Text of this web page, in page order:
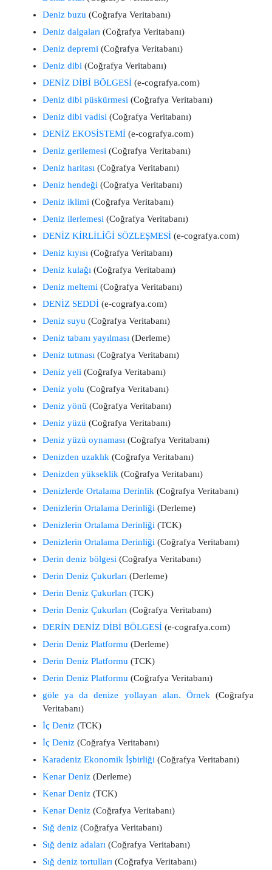
Deniz buzu (Coğrafya Veritabanı)
Deniz dalgaları (Coğrafya Veritabanı)
Deniz depremi (Coğrafya Veritabanı)
Deniz dibi (Coğrafya Veritabanı)
DENİZ DİBİ BÖLGESİ (e-cografya.com)
Deniz dibi püskürmesi (Coğrafya Veritabanı)
Deniz dibi vadisi (Coğrafya Veritabanı)
DENİZ EKOSİSTEMİ (e-cografya.com)
Deniz gerilemesi (Coğrafya Veritabanı)
Deniz haritası (Coğrafya Veritabanı)
Deniz hendeği (Coğrafya Veritabanı)
Deniz iklimi (Coğrafya Veritabanı)
Deniz ilerlemesi (Coğrafya Veritabanı)
DENİZ KİRLİLİĞİ SÖZLEŞMESİ (e-cografya.com)
Deniz kıyısı (Coğrafya Veritabanı)
Deniz kulağı (Coğrafya Veritabanı)
Deniz meltemi (Coğrafya Veritabanı)
DENİZ SEDDİ (e-cografya.com)
Deniz suyu (Coğrafya Veritabanı)
Deniz tabanı yayılması (Derleme)
Deniz tutması (Coğrafya Veritabanı)
Deniz yeli (Coğrafya Veritabanı)
Deniz yolu (Coğrafya Veritabanı)
Deniz yönü (Coğrafya Veritabanı)
Deniz yüzü (Coğrafya Veritabanı)
Deniz yüzü oynaması (Coğrafya Veritabanı)
Denizden uzaklık (Coğrafya Veritabanı)
Denizden yükseklik (Coğrafya Veritabanı)
Denizlerde Ortalama Derinlik (Coğrafya Veritabanı)
Denizlerin Ortalama Derinliği (Derleme)
Denizlerin Ortalama Derinliği (TCK)
Denizlerin Ortalama Derinliği (Coğrafya Veritabanı)
Derin deniz bölgesi (Coğrafya Veritabanı)
Derin Deniz Çukurları (Derleme)
Derin Deniz Çukurları (TCK)
Derin Deniz Çukurları (Coğrafya Veritabanı)
DERİN DENİZ DİBİ BÖLGESİ (e-cografya.com)
Derin Deniz Platformu (Derleme)
Derin Deniz Platformu (TCK)
Derin Deniz Platformu (Coğrafya Veritabanı)
göle ya da denize yollayan alan. Örnek (Coğrafya
Veritabanı)
İç Deniz (TCK)
İç Deniz (Coğrafya Veritabanı)
Karadeniz Ekonomik İşbirliği (Coğrafya Veritabanı)
Kenar Deniz (Derleme)
Kenar Deniz (TCK)
Kenar Deniz (Coğrafya Veritabanı)
Sığ deniz (Coğrafya Veritabanı)
Sığ deniz adaları (Coğrafya Veritabanı)
Sığ deniz tortulları (Coğrafya Veritabanı)